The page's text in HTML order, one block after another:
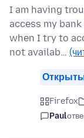
I am having
access my
when I try to
not availab…
Firefox
Paul